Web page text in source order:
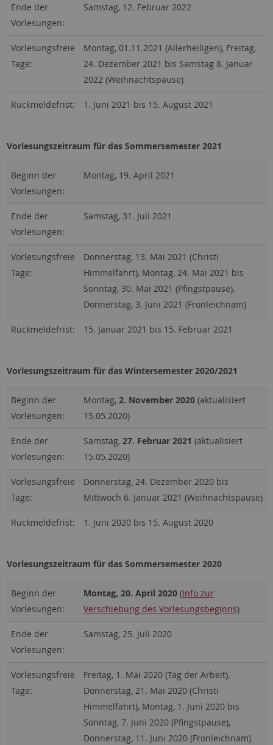
Ende der
Vorlesungen:
Samstag, 12. Februar 2022
Vorlesungsfreie
Tage:
Montag, 01.11.2021 (Allerheiligen), Freitag,
24. Dezember 2021 bis Samstag 8. Januar
2022 (Weihnachtspause)
Rückmeldefrist: 1. Juni 2021 bis 15. August 2021
Vorlesungszeitraum für das Sommersemester 2021
Beginn der
Vorlesungen:
Montag, 19. April 2021
Ende der
Vorlesungen:
Samstag, 31. Juli 2021
Vorlesungsfreie
Tage:
Donnerstag, 13. Mai 2021 (Christi
Himmelfahrt), Montag, 24. Mai 2021 bis
Sonntag, 30. Mai 2021 (Pfingstpause),
Donnerstag, 3. Juni 2021 (Fronleichnam)
Rückmeldefrist: 15. Januar 2021 bis 15. Februar 2021
Vorlesungszeitraum für das Wintersemester 2020/2021
Beginn der
Vorlesungen:
Montag, 2. November 2020(aktualisiert
15.05.2020)
Ende der
Vorlesungen:
Samstag, 27. Februar 2021 (aktualisiert
15.05.2020)
Vorlesungsfreie
Tage:
Donnerstag, 24. Dezember 2020 bis
Mittwoch 6. Januar 2021 (Weihnachtspause)
Rückmeldefrist: 1. Juni 2020 bis 15. August 2020
Vorlesungszeitraum für das Sommersemester 2020
Beginn der
Vorlesungen:
Montag, 20. April 2020(Info zur
Verschiebung des Vorlesungsbeginns)
Ende der
Vorlesungen:
Samstag, 25. Juli 2020
Vorlesungsfreie
Tage:
Freitag, 1. Mai 2020 (Tag der Arbeit),
Donnerstag, 21. Mai 2020 (Christi
Himmelfahrt), Montag, 1. Juni 2020 bis
Sonntag, 7. Juni 2020 (Pfingstpause),
Donnerstag, 11. Juni 2020 (Fronleichnam)